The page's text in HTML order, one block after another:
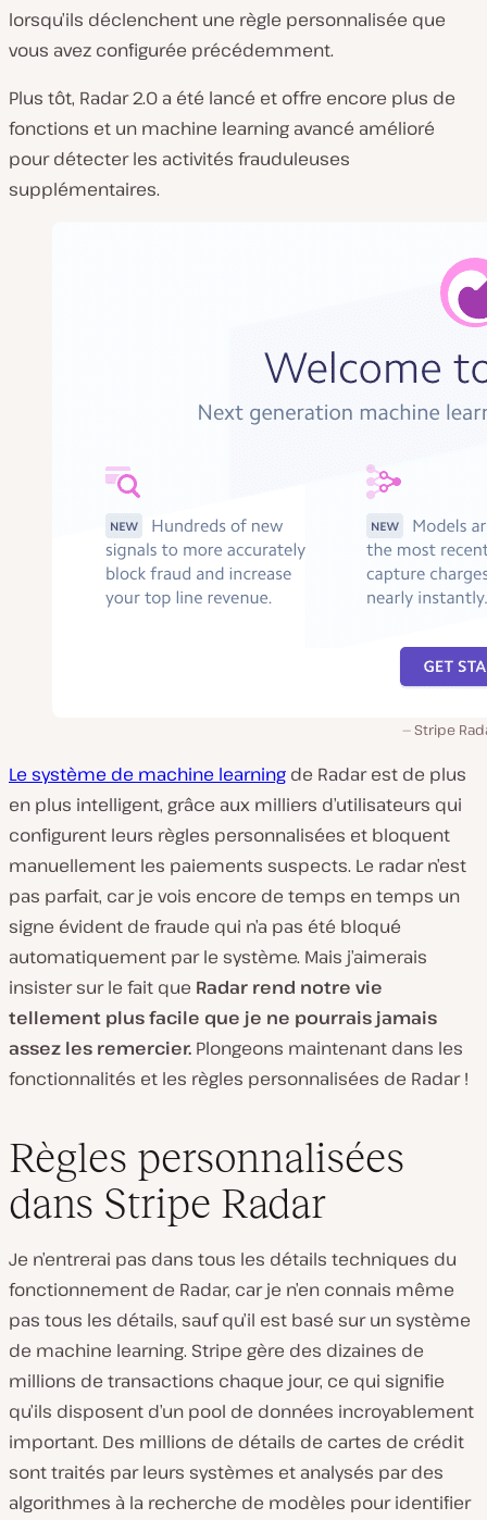
lorsqu’ils déclenchent une règle personnalisée que
vous avez configurée précédemment.
Plus tôt, Radar 2.0 a été lancé et offre encore plus de
fonctions et un machine learning avancé amélioré
pour détecter les activités frauduleuses
supplémentaires.
Stripe
Le système de machine learning de Radar est de plus
en plus intelligent, grâce aux milliers d’utilisateurs qui
configurent leurs règles personnalisées et bloquent
manuellement les paiements suspects. Le radar n’est
pas parfait, car je vois encore de temps en temps un
signe évident de fraude qui n’a pas été bloqué
automatiquement par le système. Mais j’aimerais
insister sur le fait que Radar rend notre vie
tellement plus facile que je ne pourrais jamais
assez les remercier. Plongeons maintenant dans les
fonctionnalités et les règles personnalisées de Radar !
Règles personnalisées
dans Stripe Radar
Je n’entrerai pas dans tous les détails techniques du
fonctionnement de Radar, car je n’en connais même
pas tous les détails, sauf qu’il est basé sur un système
de machine learning. Stripe gère des dizaines de
millions de transactions chaque jour, ce qui signifie
qu’ils disposent d’un pool de données incroyablement
important. Des millions de détails de cartes de crédit
sont traités par leurs systèmes et analysés par des
algorithmes à la recherche de modèles pour identifier